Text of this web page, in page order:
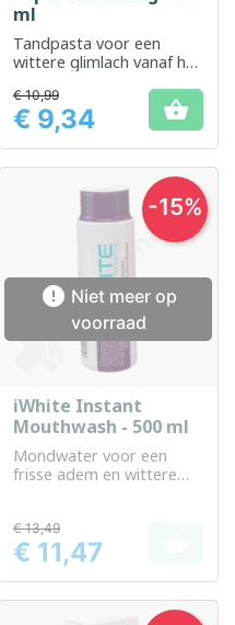
ml
Tandpasta voor een
wittere glimlach vanaf het
Prijs
€ 10,99
€ 9,34 
 Niet meer op
voorraad
iWhite Instant
Mouthwash - 500 ml
Mondwater voor een
frisse adem en wittere
Prijs
€ 13,49
€ 11,47
-15%